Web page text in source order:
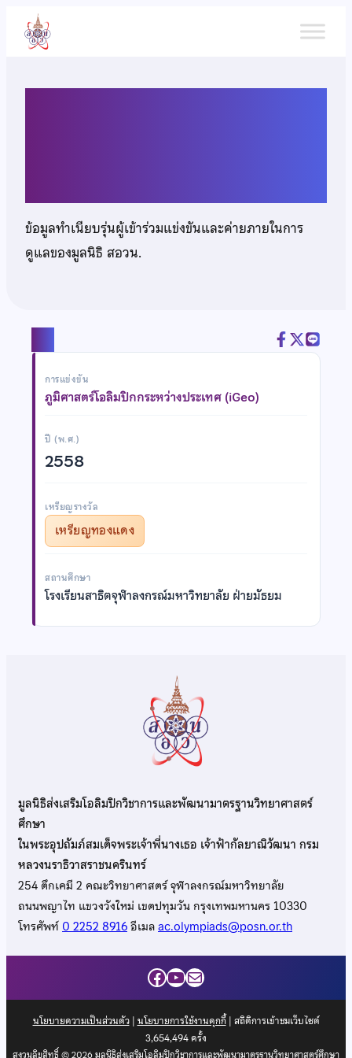
เนื้อหา
ข้อมูลทำเนียบรุ่นผู้เข้าร่วมแข่งขันและค่ายภายในการ
ดูแลของมูลนิธิ สอวน.
การแข่งขัน
ภูมิศาสตร์โอลิมปิกกระหว่างประเทศ (iGeo)
ปี (พ.ศ.)
2558
เหรียญรางวัล
เหรียญทองแดง
สถานศึกษา
โรงเรียนสาธิตจุฬาลงกรณ์มหาวิทยาลัย ฝ่ายมัธยม
มูลนิธิส่งเสริมโอลิมปิกวิชาการและพัฒนามาตรฐานวิทยาศาสตร์
ศึกษา
ในพระอุปถัมภ์สมเด็จพระเจ้าพี่นางเธอ เจ้าฟ้ากัลยาณิวัฒนา กรม
หลวงนราธิวาสราชนครินทร์
254 ตึกเคมี 2 คณะวิทยาศาสตร์ จุฬาลงกรณ์มหาวิทยาลัย
ถนนพญาไท แขวงวังใหม่ เขตปทุมวัน กรุงเทพมหานคร 10330
โทรศัพท์0 2252 8916อีเมลac.olympiads@posn.or.th
Facebook
YouTube
Mail
นโยบายความเป็นส่วนตัว| นโยบายการใช้งานคุกกี้| สถิติการเข้าชมเว็บไซต์
3,654,494ครั้ง
สงวนลิขสิทธิ์ © 2026 มูลนิธิส่งเสริมโอลิมปิกวิชาการและพัฒนามาตรฐานวิทยาศาสตร์ศึกษา